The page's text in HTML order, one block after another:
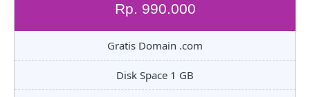
Rp. 990.000
Gratis Domain .com
Disk Space 1 GB